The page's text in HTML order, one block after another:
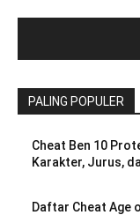
PALING POPULER
Cheat Ben 10
Karakter, Jurus,
Daftar Cheat Age